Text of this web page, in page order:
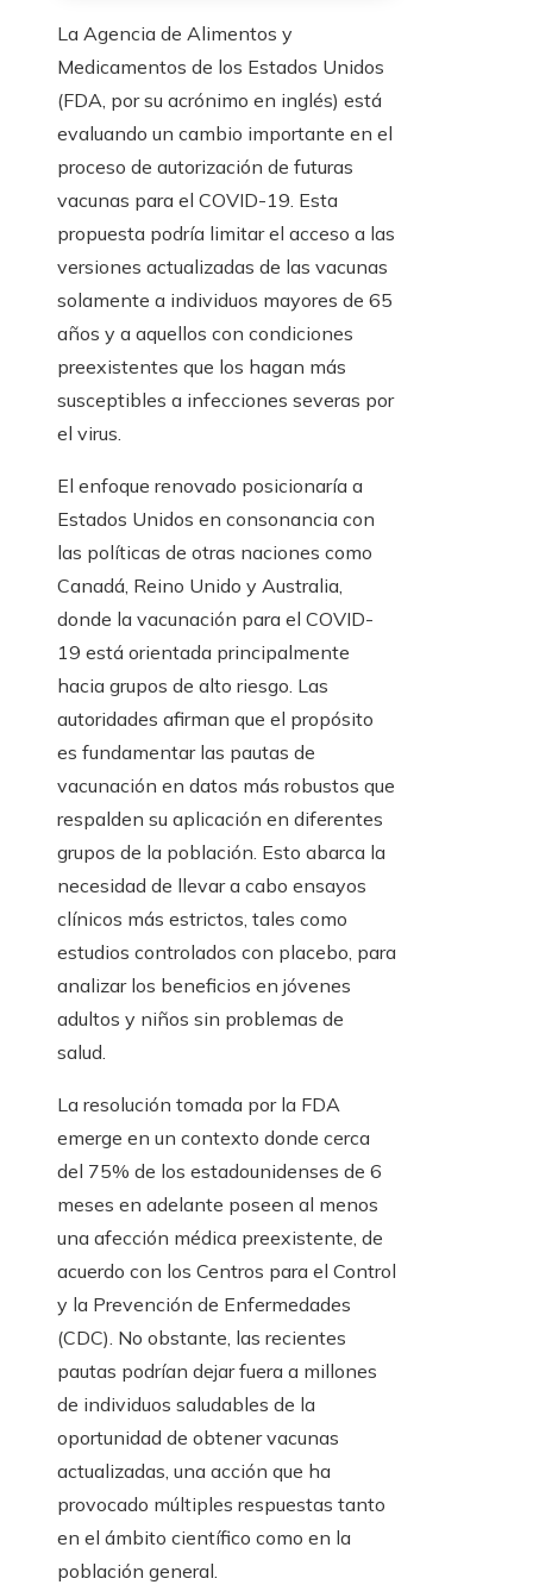
La Agencia de Alimentos y
Medicamentos de los Estados Unidos
(FDA, por su acrónimo en inglés) está
evaluando un cambio importante en el
proceso de autorización de futuras
vacunas para el COVID-19. Esta
propuesta podría limitar el acceso a las
versiones actualizadas de las vacunas
solamente a individuos mayores de 65
años y a aquellos con condiciones
preexistentes que los hagan más
susceptibles a infecciones severas por
el virus.
El enfoque renovado posicionaría a
Estados Unidos en consonancia con
las políticas de otras naciones como
Canadá, Reino Unido y Australia,
donde la vacunación para el COVID-
19 está orientada principalmente
hacia grupos de alto riesgo. Las
autoridades afirman que el propósito
es fundamentar las pautas de
vacunación en datos más robustos que
respalden su aplicación en diferentes
grupos de la población. Esto abarca la
necesidad de llevar a cabo ensayos
clínicos más estrictos, tales como
estudios controlados con placebo, para
analizar los beneficios en jóvenes
adultos y niños sin problemas de
salud.
La resolución tomada por la FDA
emerge en un contexto donde cerca
del 75% de los estadounidenses de 6
meses en adelante poseen al menos
una afección médica preexistente, de
acuerdo con los Centros para el Control
y la Prevención de Enfermedades
(CDC). No obstante, las recientes
pautas podrían dejar fuera a millones
de individuos saludables de la
oportunidad de obtener vacunas
actualizadas, una acción que ha
provocado múltiples respuestas tanto
en el ámbito científico como en la
población general.